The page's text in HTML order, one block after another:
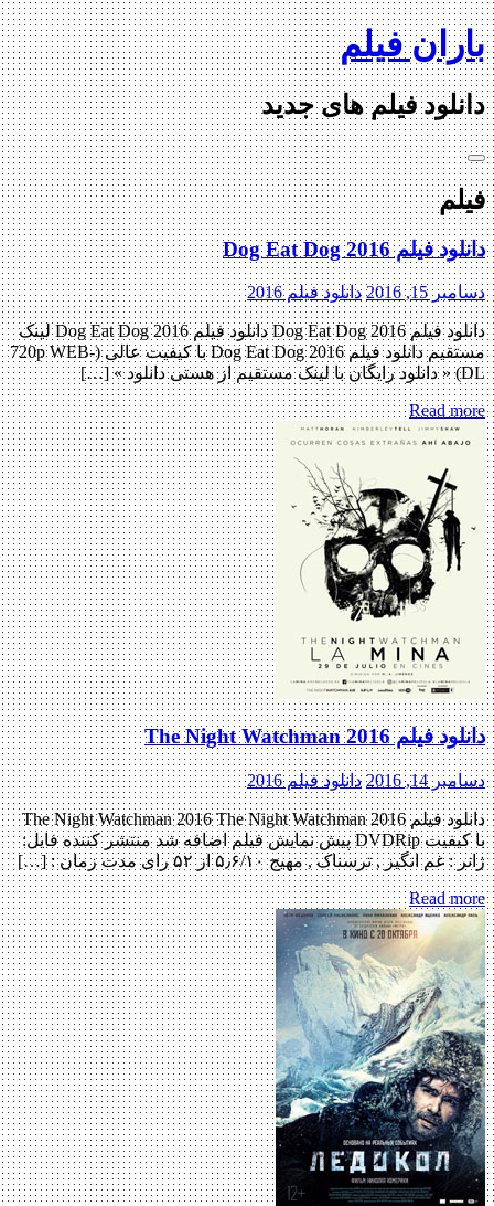
Skip
to
content
باران فیلم
دانلود فیلم های جدید
فیلم
دانلود فیلم Dog Eat Dog 2016
دسامبر 15, 2016 دانلود فیلم 2016
دانلود فیلم Dog Eat Dog 2016 دانلود فیلم Dog Eat Dog 2016 لینک
مستقیم دانلود فیلم Dog Eat Dog 2016 با کیفیت عالی (720p WEB-
DL) « دانلود رایگان با لینک مستقیم از هستی دانلود » […]
Read more
دانلود فیلم The Night Watchman 2016
دسامبر 14, 2016 دانلود فیلم 2016
دانلود فیلم The Night Watchman 2016 The Night Watchman 2016
با کیفیت DVDRip پیش نمایش فیلم اضافه شد منتشر کننده فایل:
ژانر : غم انگیز , ترسناک , مهیج ۵٫۶/۱۰ از ۵۲ رای مدت زمان : […]
Read more